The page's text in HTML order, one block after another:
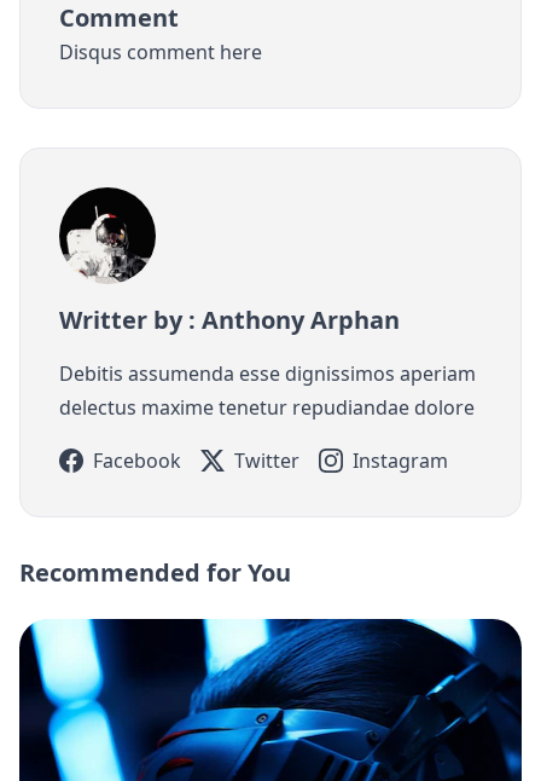
Comment
Disqus comment here
Writter by : Anthony Arphan
Debitis assumenda esse dignissimos aperiam
delectus maxime tenetur repudiandae dolore
Facebook
Twitter Instagram
Recommended for You